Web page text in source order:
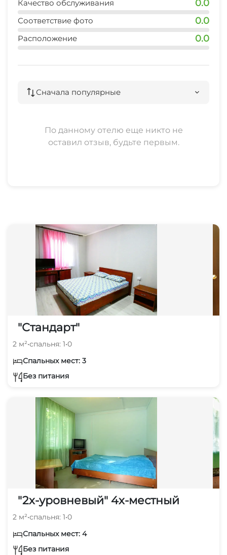
Качество обслуживания 0.0
Соответствие фото 0.0
Расположение 0.0
Сначала популярные
По данному отелю еще никто не
оставил отзыв, будьте первым.
"Стандарт"
2 м²•спальня: 1•0
Спальных мест: 3
Без питания
"2х-уровневый" 4х-местный
2 м²•спальня: 1•0
Спальных мест: 4
Без питания